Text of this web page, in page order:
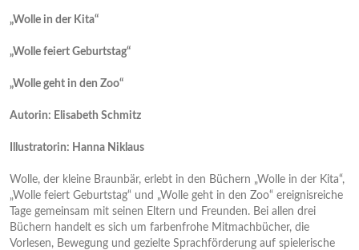
„Wolle in der Kita“
„Wolle feiert Geburtstag“
„Wolle geht in den Zoo“
Autorin: Elisabeth Schmitz
Illustratorin: Hanna Niklaus
Wolle, der kleine Braunbär, erlebt in den Büchern „Wolle in der Kita“,
„Wolle feiert Geburtstag“ und „Wolle geht in den Zoo“ ereignisreiche
Tage gemeinsam mit seinen Eltern und Freunden. Bei allen drei
Büchern handelt es sich um farbenfrohe Mitmachbücher, die
Vorlesen, Bewegung und gezielte Sprachförderung auf spielerische